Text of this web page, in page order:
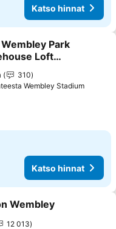
Katso hinnat
Park
Loft
310
Wembley Stadium
Katso hinnat
Wembley
12 013